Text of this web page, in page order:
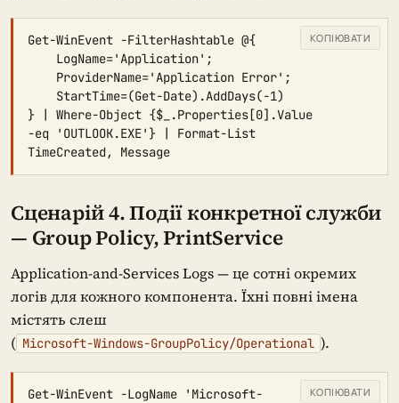
Get-WinEvent -FilterHashtable @{
} | Where-Object {$_.Properties[0].Value
-eq 'OUTLOOK.EXE'} | Format-List
TimeCreated, Message
КОПІЮВАТИ
Сценарій 4. Події конкретної служби
— Group Policy, PrintService
Application-and-Services Logs — це сотні окремих
логів для кожного компонента. Їхні повні імена
містять слеш
( Microsoft-Windows-GroupPolicy/Operational ).
Get-WinEvent -LogName 'Microsoft-
КОПІЮВАТИ